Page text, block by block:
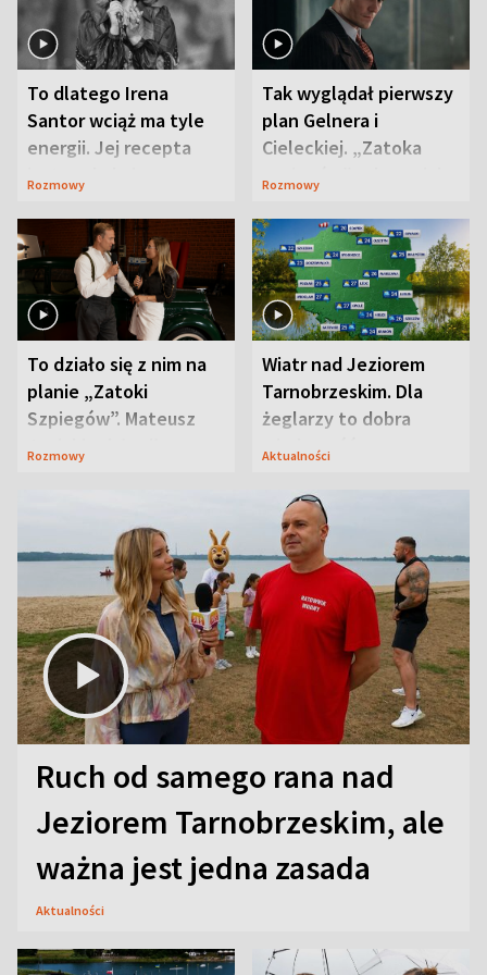
To dlatego Irena
Santor wciąż ma tyle
energii. Jej recepta
jest zaskakująco
Rozmowy
Tak wyglądał pierwszy
plan Gelnera i
Cieleckiej. „Zatoka
szpiegów” od razu ich
Rozmowy
To działo się z nim na
planie „Zatoki
Szpiegów”. Mateusz
Janicki odsłonił
Rozmowy
Wiatr nad Jeziorem
Tarnobrzeskim. Dla
żeglarzy to dobra
wiadomość
Aktualności
Ruch od samego rana nad
Jeziorem Tarnobrzeskim, ale
ważna jest jedna zasada
Aktualności